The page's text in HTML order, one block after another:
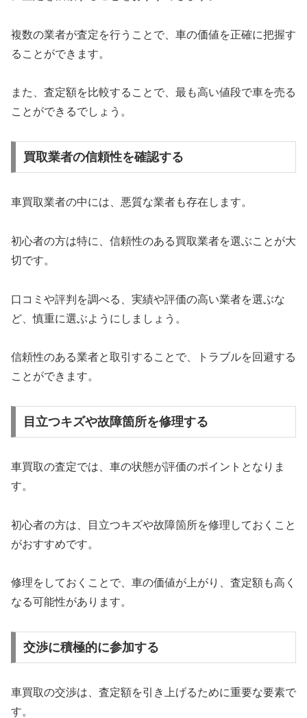
複数の業者が査定を行うことで、車の価値を正確に把握す
ることができます。
また、査定額を比較することで、最も高い値段で車を売る
ことができるでしょう。
買取業者の信頼性を確認する
車買取業者の中には、悪質な業者も存在します。
初心者の方は特に、信頼性のある買取業者を選ぶことが大
切です。
口コミや評判を調べる、実績や評価の高い業者を選ぶな
ど、慎重に選ぶようにしましょう。
信頼性のある業者と取引することで、トラブルを回避する
ことができます。
目立つキズや故障箇所を修理する
車買取の査定では、車の状態が評価のポイントとなりま
す。
初心者の方は、目立つキズや故障箇所を修理しておくこと
がおすすめです。
修理をしておくことで、車の価値が上がり、査定額も高く
なる可能性があります。
交渉に積極的に参加する
車買取の交渉は、査定額を引き上げるために重要な要素で
す。